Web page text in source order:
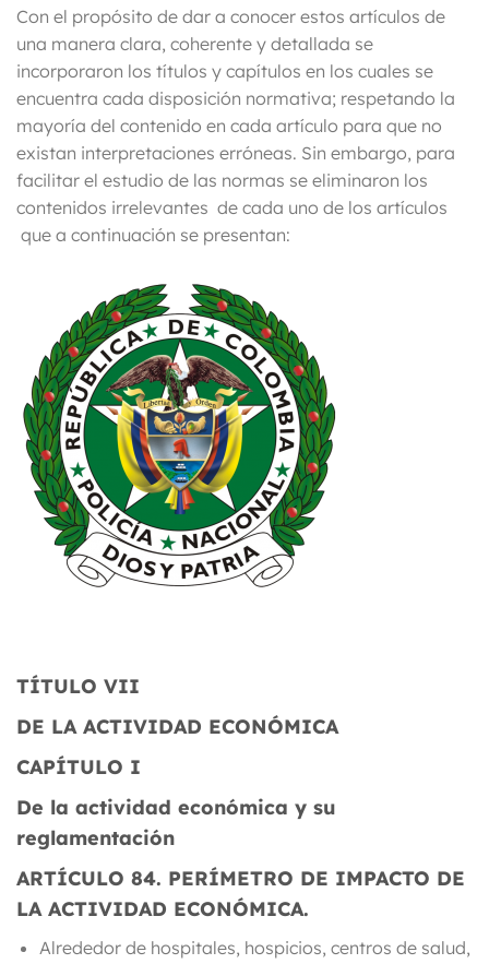
Con el propósito de dar a conocer estos artículos de
una manera clara, coherente y detallada se
incorporaron los títulos y capítulos en los cuales se
encuentra cada disposición normativa; respetando la
mayoría del contenido en cada artículo para que no
existan interpretaciones erróneas. Sin embargo, para
facilitar el estudio de las normas se eliminaron los
contenidos irrelevantes de cada uno de los artículos
que a continuación se presentan:
TÍTULO VII
DE LA ACTIVIDAD ECONÓMICA
CAPÍTULO I
De la actividad económica y su
reglamentación
ARTÍCULO 84. PERÍMETRO DE IMPACTO DE
LA ACTIVIDAD ECONÓMICA.
Alrededor de hospitales, hospicios, centros de salud,